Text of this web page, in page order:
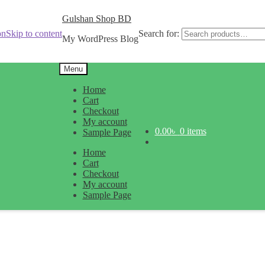
Skip to content
Gulshan Shop BD
My WordPress Blog
Search for:
Menu
Home
Cart
Checkout
My account
Sample Page
Home
Cart
Checkout
My account
Sample Page
0.00৳ 0 items